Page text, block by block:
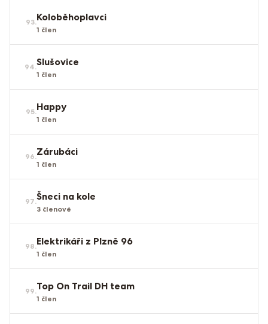
93.Koloběhoplavci
1 člen
94.Slušovice
1 člen
95.Happy
1 člen
96.Zárubáci
1 člen
97.Šneci na kole
3 členové
98.Elektrikáři z Plzně 96
1 člen
99.Top On Trail DH team
1 člen